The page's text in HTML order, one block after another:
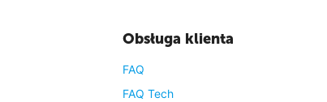
Obsługa klienta
FAQ
FAQ Tech